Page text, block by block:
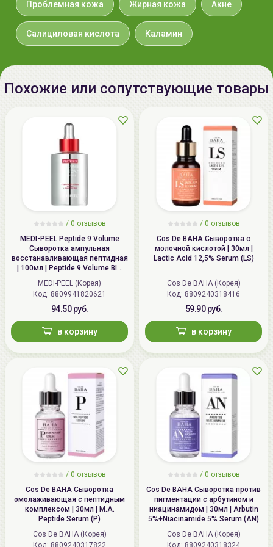
расслоения на фракции. Если Вы используете
средство первый раз, перед применением
протестируйте его на небольшом участке кожи.
ВОСПАЛЕНИЙ И ПОВРЕЖДЕНИЙ КОЖИ, ПЕРЕД
ВЫХОДОМ НА ОТКРЫТОЕ СОЛНЦЕ, ВСЕГДА
ИСПОЛЬЗУЙТЕ СОЛНЦЕЗАЩИТНОЕ СРЕДСТВО ИЛИ
ФАКТОРОМ ЗАЩИТЫ, ДЛЯ ИЗБЕЖАНИЯ
НЕЖЕЛАТЕЛЬНОЙ ПИГМЕНТАЦИИ КОЖИ.
Проблемная кожа Жирная кожа Акне
Салициловая кислота Каламин
Похожие или сопутствующие товары
/ 0 отзывов
MEDI-PEEL Peptide 9 Volume
Сыворотка ампульная
восстанавливающая пептидная
| 100мл | Peptide 9 Volume BIO
TOX Ampoule Pro
MEDI-PEEL (Корея)
Код: 8809941820621
94.50 руб.
в корзину
/ 0 отзывов
Cos De BAHA Сыворотка с
молочной кислотой | 30мл |
Lactic Acid 12,5% Serum (LS)
Cos De BAHA (Корея)
Код: 8809240318416
59.90 руб.
в корзину
/ 0 отзывов
Cos De BAHA Сыворотка
омолаживающая с пептидным
комплексом | 30мл | M.A.
Peptide Serum (P)
Cos De BAHA (Корея)
Код: 8809240317822
/ 0 отзывов
Cos De BAHA Сыворотка против
пигментации с арбутином и
ниацинамидом | 30мл | Arbutin
5%+Niacinamide 5% Serum (AN)
Cos De BAHA (Корея)
Код: 8809240318324